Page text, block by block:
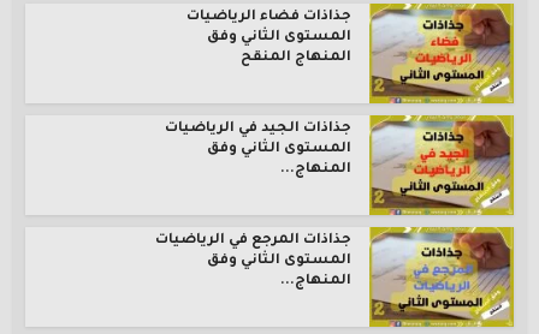
جذاذات فضاء الرياضيات
المستوى الثاني وفق
المنهاج المنقح
جذاذات الجيد في الرياضيات
المستوى الثاني وفق
المنهاج...
جذاذات المرجع في الرياضيات
المستوى الثاني وفق
المنهاج...